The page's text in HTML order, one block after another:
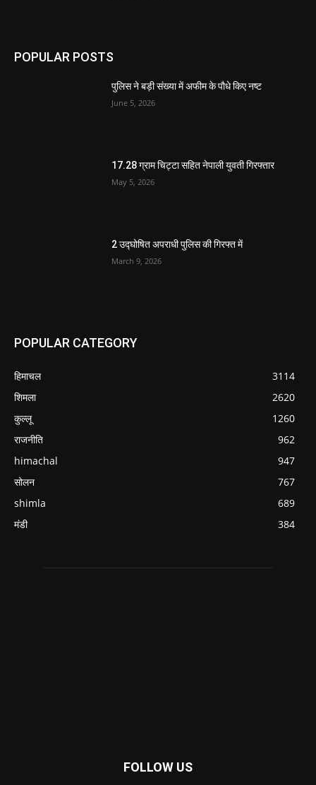
POPULAR POSTS
पुलिस ने बड़ी संख्या में अफीम के पौधे किए नष्ट
June 5, 2026
17.28 ग्राम चिट्टा सहित नेपाली युवती गिरफ्तार
May 5, 2026
2 उद्घोषित अपराधी पुलिस की गिरफ्त में
March 9, 2026
POPULAR CATEGORY
हिमाचल
3114
शिमला
2620
कुल्लू
1260
राजनीति
962
himachal
947
सोलन
767
shimla
689
मंडी
384
FOLLOW US